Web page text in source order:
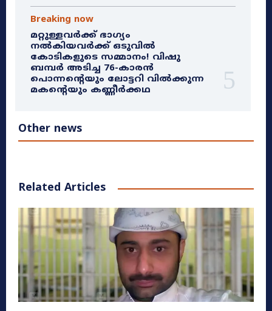
Breaking now
മറ്റുള്ളവർക്ക് ഭാഗ്യം
നൽകിയവർക്ക് ഒടുവിൽ
കോടികളുടെ സമ്മാനം! വിഷു
ബമ്പർ അടിച്ച 76-കാരൻ
പൊന്നന്റെയും ലോട്ടറി വിൽക്കുന്ന
മകന്റെയും കണ്ണീർക്കഥ
Other news
Related Articles